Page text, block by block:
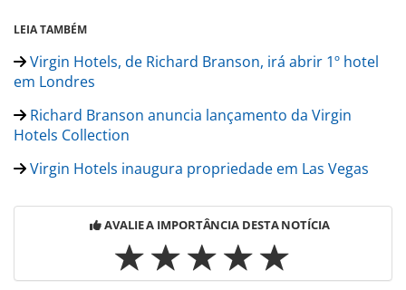
LEIA TAMBÉM
Virgin Hotels, de Richard Branson, irá abrir 1º hotel
em Londres
Richard Branson anuncia lançamento da Virgin
Hotels Collection
Virgin Hotels inaugura propriedade em Las Vegas
AVALIE A IMPORTÂNCIA DESTA NOTÍCIA